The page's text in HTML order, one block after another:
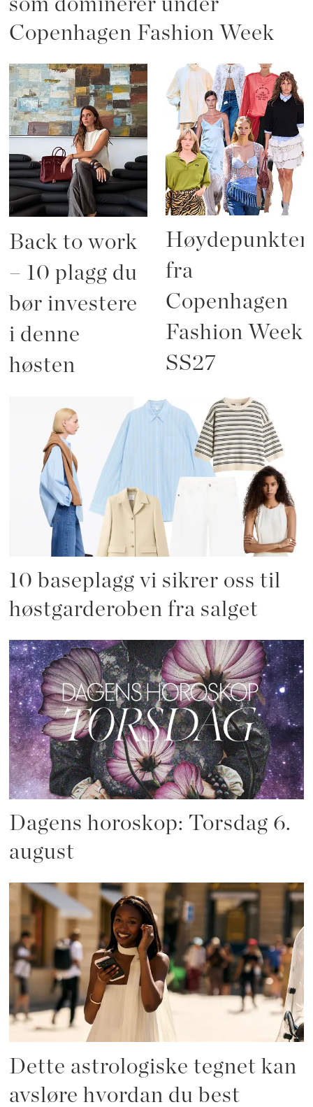
som dominerer under
Copenhagen Fashion Week
Back to work
– 10 plagg du
bør investere
i denne
høsten
fra
Copenhagen
Fashion Week
SS27
10 baseplagg vi sikrer oss til
høstgarderoben fra salget
Dagens horoskop: Torsdag 6.
august
Dette astrologiske tegnet kan
avsløre hvordan du best